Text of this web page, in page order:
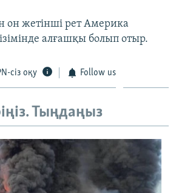
он жетінші рет Америка
алғашқы болып отыр.
сіз оқу Follow us
Тыңдаңыз